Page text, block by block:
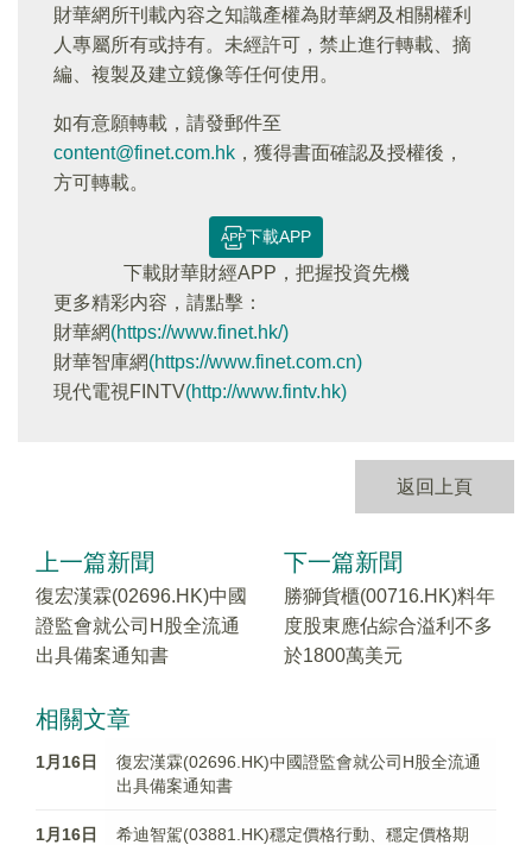
財華網所刊載內容之知識產權為財華網及相關權利
人專屬所有或持有。未經許可，禁止進行轉載、摘
編、複製及建立鏡像等任何使用。
如有意願轉載，請發郵件至
content@finet.com.hk ，獲得書面確認及授權後，
方可轉載。
下載APP
下載財華財經APP，把握投資先機
更多精彩内容，請點擊：
財華網(https://www.finet.hk/)
財華智庫網(https://www.finet.com.cn)
現代電視FINTV(http://www.fintv.hk)
返回上頁
上一篇新聞
復宏漢霖(02696.HK)中國
證監會就公司H股全流通
出具備案通知書
下一篇新聞
勝獅貨櫃(00716.HK)料年
度股東應佔綜合溢利不多
於1800萬美元
相關文章
1月16日
復宏漢霖(02696.HK)中國證監會就公司H股全流通
出具備案通知書
1月16日
希迪智駕(03881.HK)穩定價格行動、穩定價格期